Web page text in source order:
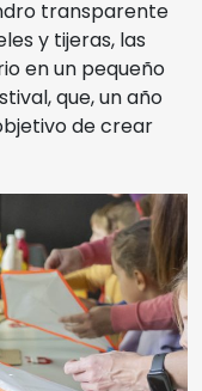
transparente
y tijeras, las
en un pequeño
que, un año
de crear